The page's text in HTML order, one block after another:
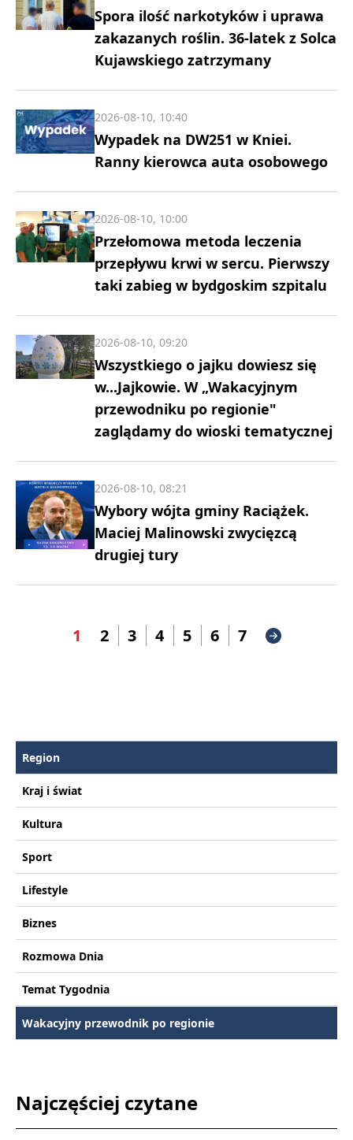
Spora ilość narkotyków i uprawa
zakazanych roślin. 36-latek z Solca
Kujawskiego zatrzymany
Wypadek na DW251 w Kniei.
Ranny kierowca auta osobowego
2026-08-10, 10:40
Przełomowa metoda leczenia
przepływu krwi w sercu. Pierwszy
taki zabieg w bydgoskim szpitalu
2026-08-10, 10:00
Wszystkiego o jajku dowiesz się
w...Jajkowie. W „Wakacyjnym
przewodniku po regionie"
zaglądamy do wioski tematycznej
2026-08-10, 09:20
Wybory wójta gminy Raciążek.
Maciej Malinowski zwycięzcą
drugiej tury
2026-08-10, 08:21
1 2 3 4 5 6 7
Region
Kraj i świat
Kultura
Sport
Lifestyle
Biznes
Rozmowa Dnia
Temat Tygodnia
Wakacyjny przewodnik po regionie
Najczęściej czytane